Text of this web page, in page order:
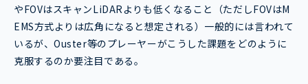
やFOVはスキャンLiDARよりも低くなること（ただしFOVはM
EMS方式よりは広角になると想定される）一般的には言われて
いるが、Ouster等のプレーヤーがこうした課題をどのように
克服するのか要注目である。